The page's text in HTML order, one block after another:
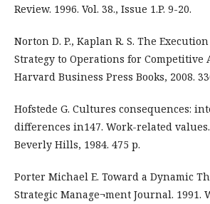
Review. 1996. Vol. 38., Issue 1.P. 9-20.
Norton D. P., Kaplan R. S. The
Strategy to Operations for Competitive
Harvard Business Press Books, 2008.
Hofstede G. Cultures consequences:
differences in147. Work-related values.
Beverly Hills, 1984. 475 р.
Porter Michael E. Toward a Dynamic
Strategic Manage¬ment Journal. 1991.